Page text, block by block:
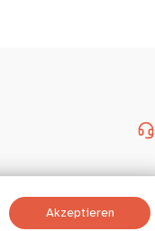
Akzeptieren